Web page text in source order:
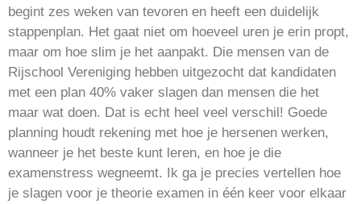
begint zes weken van tevoren en heeft een duidelijk
stappenplan. Het gaat niet om hoeveel uren je erin propt,
maar om hoe slim je het aanpakt. Die mensen van de
Rijschool Vereniging hebben uitgezocht dat kandidaten
met een plan 40% vaker slagen dan mensen die het
maar wat doen. Dat is echt heel veel verschil! Goede
planning houdt rekening met hoe je hersenen werken,
wanneer je het beste kunt leren, en hoe je die
examenstress wegneemt. Ik ga je precies vertellen hoe
je slagen voor je theorie examen in één keer voor elkaar